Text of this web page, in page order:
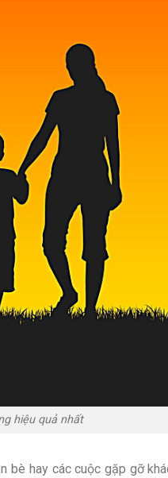
hiệu quả nhất
hay các cuộc gặp gỡ